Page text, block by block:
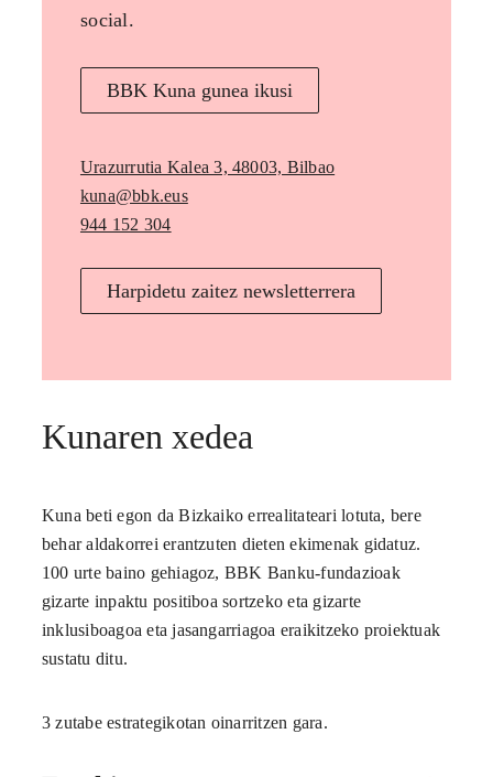
social.
BBK Kuna gunea ikusi
Urazurrutia Kalea 3, 48003, Bilbao
kuna@bbk.eus
944 152 304
Harpidetu zaitez newsletterrera
Kunaren xedea
Kuna beti egon da Bizkaiko errealitateari lotuta, bere
behar aldakorrei erantzuten dieten ekimenak gidatuz.
100 urte baino gehiagoz, BBK Banku-fundazioak
gizarte inpaktu positiboa sortzeko eta gizarte
inklusiboagoa eta jasangarriagoa eraikitzeko proiektuak
sustatu ditu.
3 zutabe estrategikotan oinarritzen gara.